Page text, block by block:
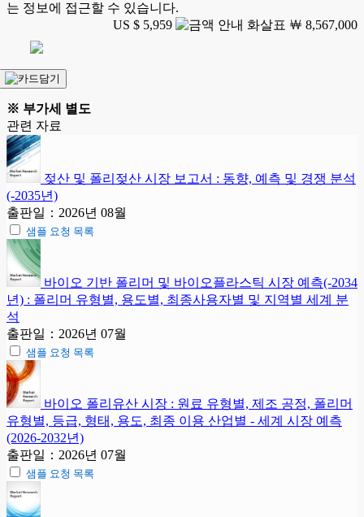
는 정보에 접근할 수 있습니다.
US $ 5,959
￦ 8,567,000
※ 부가세 별도
관련 자료
젖산 및 폴리젖산 시장 보고서 : 동향, 예측 및 경쟁 분석
(-2035년)
출판일：2026년 08월
샘플 요청 목록
바이오 기반 폴리머 및 바이오플라스틱 시장 예측(-2034
년) : 폴리머 유형별, 용도별, 최종사용자별 및 지역별 세계 분
석
출판일：2026년 07월
샘플 요청 목록
바이오 폴리유산 시장 : 원료 유형별, 제조 공정, 폴리머
유형별, 등급, 형태, 용도, 최종 이용 산업별 - 세계 시장 예측
(2026-2032년)
출판일：2026년 07월
샘플 요청 목록